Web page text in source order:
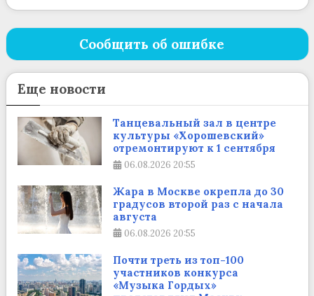
Сообщить об ошибке
Еще новости
Танцевальный зал в центре
культуры «Хорошевский»
отремонтируют к 1 сентября
06.08.2026 20:55
Жара в Москве окрепла до 30
градусов второй раз с начала
августа
06.08.2026 20:55
Почти треть из топ-100
участников конкурса
«Музыка Гордых»